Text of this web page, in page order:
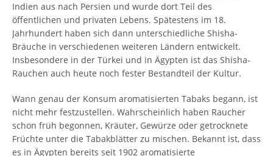
Indien aus nach Persien und wurde dort Teil des
öffentlichen und privaten Lebens. Spätestens im 18.
Jahrhundert haben sich dann unterschiedliche Shisha-
Bräuche in verschiedenen weiteren Ländern entwickelt.
Insbesondere in der Türkei und in Ägypten ist das Shisha-
Rauchen auch heute noch fester Bestandteil der Kultur.
Wann genau der Konsum aromatisierten Tabaks begann, ist
nicht mehr festzustellen. Wahrscheinlich haben Raucher
schon früh begonnen, Kräuter, Gewürze oder getrocknete
Früchte unter die Tabakblätter zu mischen. Bekannt ist, dass
es in Ägypten bereits seit 1902 aromatisierte